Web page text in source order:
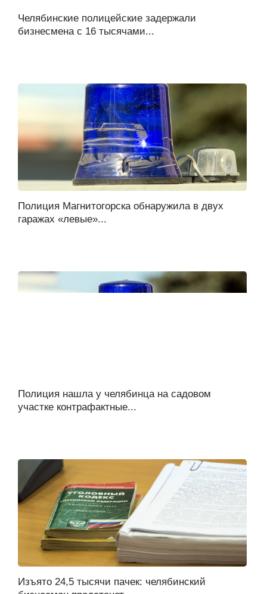
Челябинские полицейские задержали
бизнесмена с 16 тысячами...
Полиция Магнитогорска обнаружила в двух
гаражах «левые»...
Полиция нашла у челябинца на садовом
участке контрафактные...
Изъято 24,5 тысячи пачек: челябинский